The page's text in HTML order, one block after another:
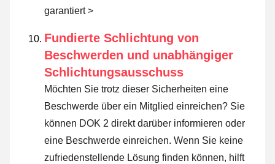
garantiert >
Fundierte Schlichtung von
Beschwerden und unabhängiger
Schlichtungsausschuss
Möchten Sie trotz dieser Sicherheiten eine
Beschwerde über ein Mitglied einreichen? Sie
können DOK 2 direkt darüber informieren oder
eine Beschwerde einreichen. Wenn Sie keine
zufriedenstellende Lösung finden können, hilft